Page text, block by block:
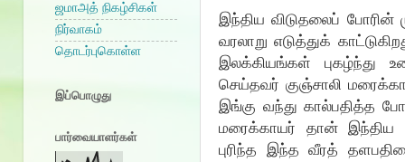
இந்திய விடுதலைப்
வரலாறு எடுத்துக்
இலக்கியங்கள் புகழ்ந்து
செய்தவர் குஞ்சாலி
இங்கு வந்து கால்பதித்த
மரைக்காயர் தான் இந்திய
புரிந்த இந்த வீரத்
ஜமாஅத் நிகழ்சிகள்
நிர்வாகம்
தொடர்புகொள்ள
இப்பொழுது
பார்வையாளர்கள்